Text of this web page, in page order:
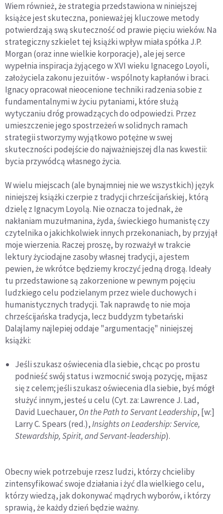
Wiem również, że strategia przedstawiona w niniejszej
książce jest skuteczna, ponieważ jej kluczowe metody
potwierdzają swą skuteczność od prawie pięciu wieków. Na
strategiczny szkielet tej książki wpływ miała spółka J.P.
Morgan (oraz inne wielkie korporacje), ale jej serce
wypełnia inspiracja żyjącego w XVI wieku Ignacego Loyoli,
założyciela zakonu jezuitów - wspólnoty kapłanów i braci.
Ignacy opracował nieocenione techniki radzenia sobie z
fundamentalnymi w życiu pytaniami, które służą
wytyczaniu dróg prowadzących do odpowiedzi. Przez
umieszczenie jego spostrzeżeń w solidnych ramach
strategii stworzymy wyjątkowo potężne w swej
skuteczności podejście do najważniejszej dla nas kwestii:
bycia przywódcą własnego życia.
W wielu miejscach (ale bynajmniej nie we wszystkich) język
niniejszej książki czerpie z tradycji chrześcijańskiej, którą
dzielę z Ignacym Loyolą. Nie oznacza to jednak, że
nakłaniam muzułmanina, żyda, świeckiego humanistę czy
czytelnika o jakichkolwiek innych przekonaniach, by przyjął
moje wierzenia. Raczej proszę, by rozważył w trakcie
lektury życiodajne zasoby własnej tradycji, a jestem
pewien, że wkrótce będziemy kroczyć jedną drogą. Ideały
tu przedstawione są zakorzenione w pewnym pojęciu
ludzkiego celu podzielanym przez wiele duchowych i
humanistycznych tradycji. Tak naprawdę to nie moja
chrześcijańska tradycja, lecz buddyzm tybetański
Dalajlamy najlepiej oddaje "argumentację" niniejszej
książki:
Jeśli szukasz oświecenia dla siebie, chcąc po prostu
podnieść swój status i wzmocnić swoją pozycję, mijasz
się z celem; jeśli szukasz oświecenia dla siebie, byś mógł
służyć innym, jesteś u celu (Cyt. za: Lawrence J. Lad,
David Luechauer, On the Path to Servant Leadership, [w:]
Larry C. Spears (red.),Insights on Leadership: Service,
Stewardship, Spirit, and Servant-leadership).
Obecny wiek potrzebuje rzesz ludzi, którzy chcieliby
zintensyfikować swoje działania i żyć dla wielkiego celu,
którzy wiedzą, jak dokonywać mądrych wyborów, i którzy
sprawią, że każdy dzień będzie ważny.